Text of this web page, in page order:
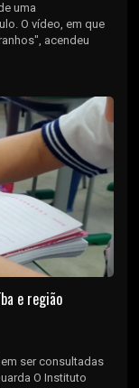
uma
O vídeo, em que
acendeu
e região
ser consultadas
O Instituto